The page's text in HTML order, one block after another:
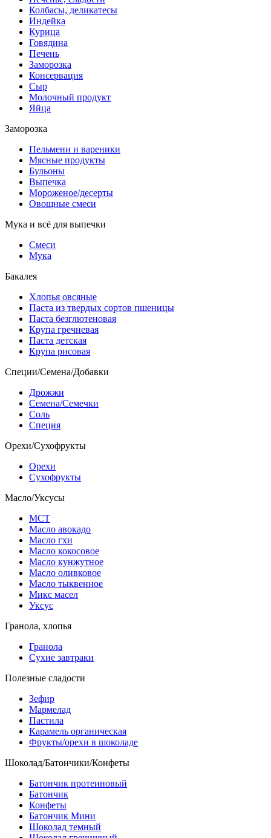
Колбасы, деликатесы
Индейка
Курица
Говядина
Печень
Заморозка
Консервация
Сыр
Молочный продукт
Яйца
Заморозка
Пельмени и вареники
Мясные продукты
Бульоны
Выпечка
Мороженое/десерты
Овощные смеси
Мука и всё для выпечки
Смеси
Мука
Бакалея
Хлопья овсяные
Паста из твердых сортов пшеницы
Паста безглютеновая
Крупа гречневая
Паста детская
Крупа рисовая
Специи/Семена/Добавки
Дрожжи
Семена/Семечки
Соль
Специя
Орехи/Сухофрукты
Орехи
Сухофрукты
Масло/Уксусы
МСТ
Масло авокадо
Масло гхи
Масло кокосовое
Масло кунжутное
Масло оливковое
Масло тыквенное
Микс масел
Уксус
Гранола, хлопья
Гранола
Сухие завтраки
Полезные сладости
Зефир
Мармелад
Пастила
Карамель органическая
Фрукты/орехи в шоколаде
Шоколад/Батончики/Конфеты
Батончик протеиновый
Батончик
Конфеты
Батончик Мини
Шоколад темный